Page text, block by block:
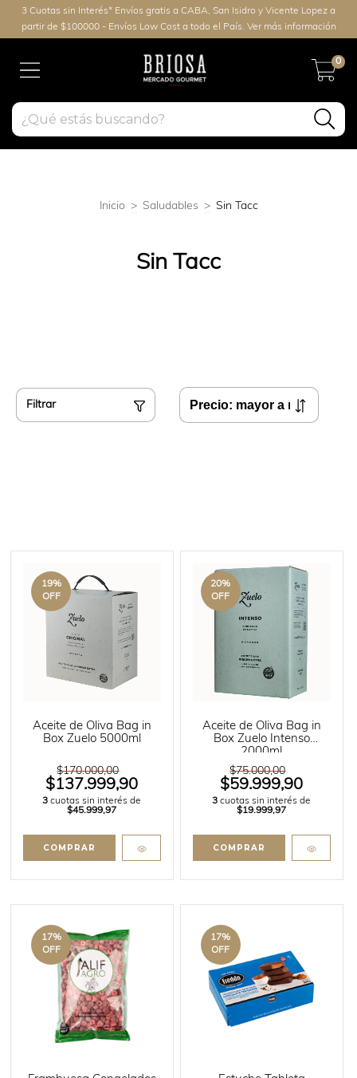
3 Cuotas sin Interés* Envíos gratis a CABA, San Isidro y Vicente Lopez a
partir de $100000 - Envíos Low Cost a todo el País. Ver más información
0
Inicio > Saludables > Sin Tacc
Sin Tacc
Filtrar
19%
OFF
Aceite de Oliva Bag in
Box Zuelo 5000ml
$170.000,00
$137.999,90
3 cuotas sin interés de
$45.999,97
20%
OFF
Aceite de Oliva Bag in
Box Zuelo Intenso
2000ml
$75.000,00
$59.999,90
3 cuotas sin interés de
$19.999,97
17%
OFF
17%
OFF